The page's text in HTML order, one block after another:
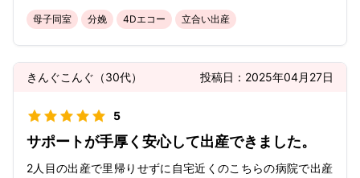
母子同室 分娩 4Dエコー 立合い出産
きんぐこんぐ （30代） 投稿日： 2025年04月27日
5
サポートが手厚く安心して出産できました。
2人目の出産で里帰りせずに自宅近くのこちらの病院で出産